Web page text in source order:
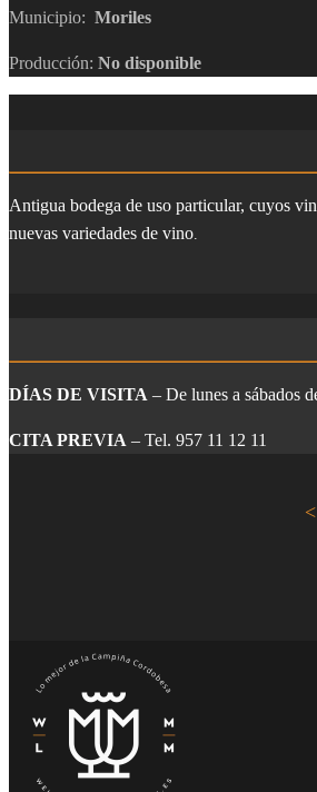
Municipio: Moriles
Producción: No disponible
Antigua bodega de uso particular, cuyos
nuevas variedades de vino.
DÍAS DE VISITA – De lunes a sábados
CITA PREVIA – Tel. 957 11 12 11